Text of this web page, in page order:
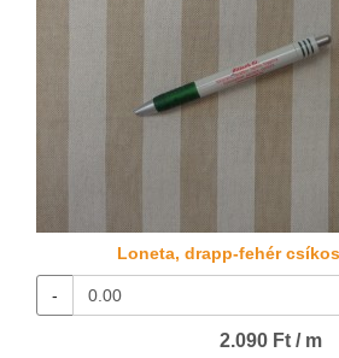
Loneta, drapp-fehér
-
2.090 Ft / m